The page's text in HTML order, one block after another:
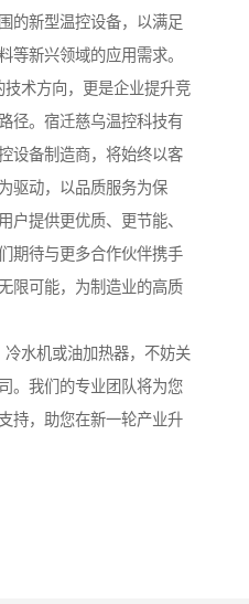
的新型温控设备，以满足
等新兴领域的应用需求。
术方向，更是企业提升竞
径。宿迁慈乌温控科技有
设备制造商，将始终以客
驱动，以品质服务为保
户提供更优质、更节能、
期待与更多合作伙伴携手
限可能，为制造业的高质
水机或油加热器，不妨关
。我们的专业团队将为您
持，助您在新一轮产业升